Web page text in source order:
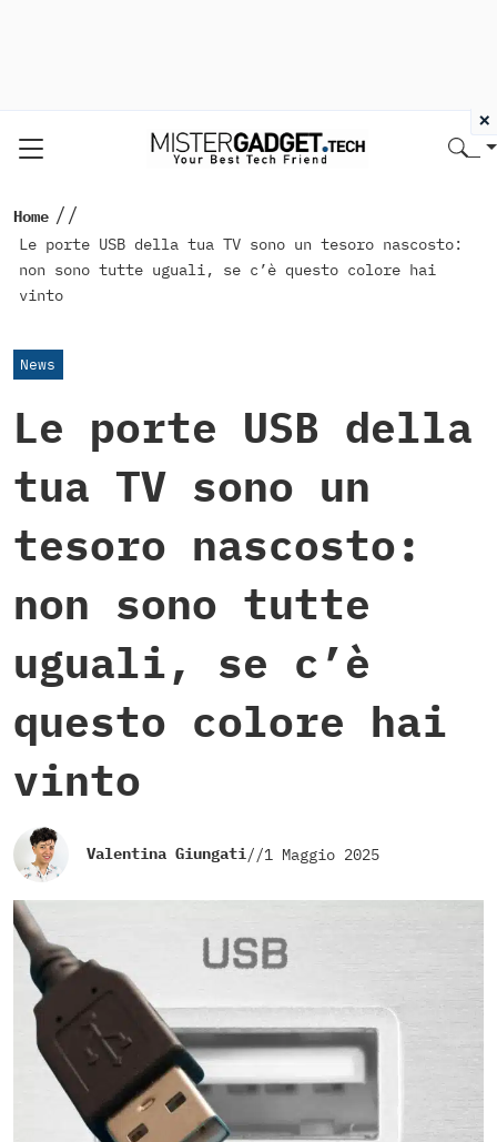
Home //
Le porte USB della tua TV sono un tesoro nascosto:
non sono tutte uguali, se c’è questo colore hai
vinto
News
Le porte USB della
tua TV sono un
tesoro nascosto:
non sono tutte
uguali, se c’è
questo colore hai
vinto
Valentina Giungati//1 Maggio 2025
×